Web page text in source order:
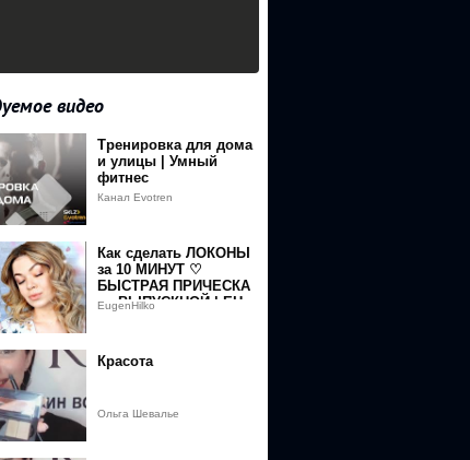
видео
Тренировка для дома
и улицы | Умный
фитнес
Канал Evotren
Как сделать ЛОКОНЫ
за 10 МИНУТ ♡
БЫСТРАЯ ПРИЧЕСКА
на ВЫПУСКНОЙ | EH
EugenHilko
Красота
Ольга Шевалье